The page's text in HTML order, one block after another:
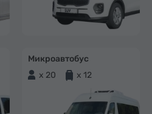
Микроавтобус
x 20
x 12